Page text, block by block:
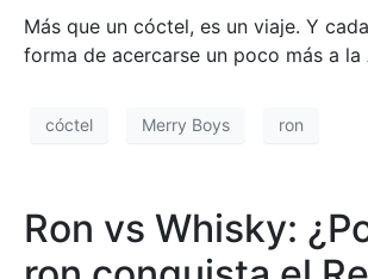
Más que un cóctel, es un viaje. Y
forma de acercarse un poco más a la
cóctel Merry Boys ron
Ron vs Whisky: